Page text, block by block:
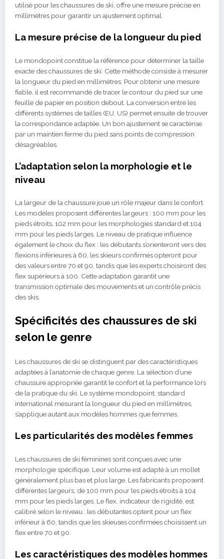
utilisé pour les chaussures de ski, offre une mesure précise en
millimètres pour garantir un ajustement optimal.
La mesure précise de la longueur du pied
Le mondopoint constitue la référence pour déterminer la taille
exacte des chaussures de ski. Cette méthode consiste à mesurer
la longueur du pied en millimètres. Pour obtenir une mesure
fiable, il est recommandé de tracer le contour du pied sur une
feuille de papier en position debout. La conversion entre les
différents systèmes de tailles (EU, US) permet ensuite de trouver
la correspondance adaptée. Un bon ajustement se caractérise
par un maintien ferme du pied sans points de compression
désagréables.
L’adaptation selon la morphologie et le
niveau
La largeur de la chaussure joue un rôle majeur dans le confort.
Les modèles proposent différentes largeurs : 100 mm pour les
pieds étroits, 102 mm pour les morphologies standard et 104
mm pour les pieds larges. Le niveau de pratique influence
également le choix du flex : les débutants s’orienteront vers des
flexions inférieures à 60, les skieurs confirmés opteront pour
des valeurs entre 70 et 90, tandis que les experts choisiront des
flex supérieurs à 100. Cette adaptation garantit une
transmission optimale des mouvements et un contrôle précis
des skis.
Spécificités des chaussures de ski
selon le genre
Les chaussures de ski se distinguent par des caractéristiques
adaptées à l’anatomie de chaque genre. La sélection d’une
chaussure appropriée garantit le confort et la performance lors
de la pratique du ski. Le système mondopoint, standard
international mesurant la longueur du pied en millimètres,
s’applique autant aux modèles hommes que femmes.
Les particularités des modèles femmes
Les chaussures de ski féminines sont conçues avec une
morphologie spécifique. Leur volume est adapté à un mollet
généralement plus bas et plus large. Les fabricants proposent
différentes largeurs, de 100 mm pour les pieds étroits à 104
mm pour les pieds larges. Le flex, indicateur de rigidité, est
calibré selon le niveau : les débutantes optent pour un flex
inférieur à 60, tandis que les skieuses confirmées choisissent un
flex entre 70 et 90.
Les caractéristiques des modèles hommes